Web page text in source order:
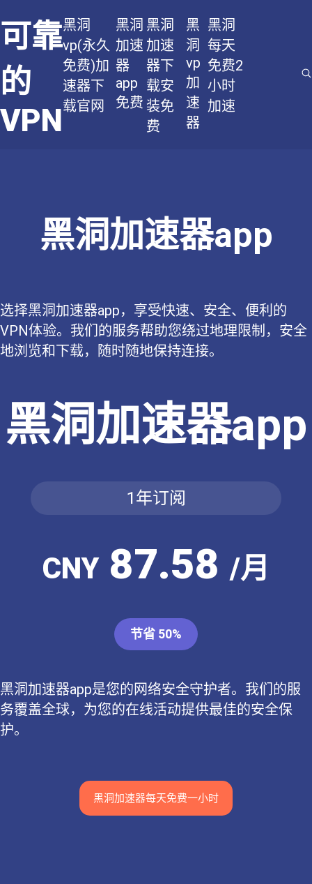
可靠
的
VPN
黑洞
vp(永久
免费)加
速器下
载官网
黑洞
加速
器
app
免费
黑洞
加速
器下
载安
装免
费
黑
洞
vp
加
速
器
黑洞
每天
免费2
小时
加速
黑洞加速器app
选择黑洞加速器app，享受快速、安全、便利的
VPN体验。我们的服务帮助您绕过地理限制，安全
地浏览和下载，随时随地保持连接。
黑洞加速器app
1年订阅
CNY87.58 /月
节省 50%
黑洞加速器app是您的网络安全守护者。我们的服
务覆盖全球，为您的在线活动提供最佳的安全保
护。
黑洞加速器每天免费一小时